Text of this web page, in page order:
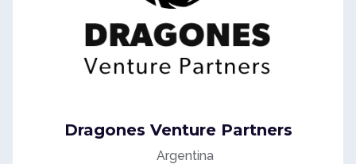
Dragones Venture Partners
Argentina